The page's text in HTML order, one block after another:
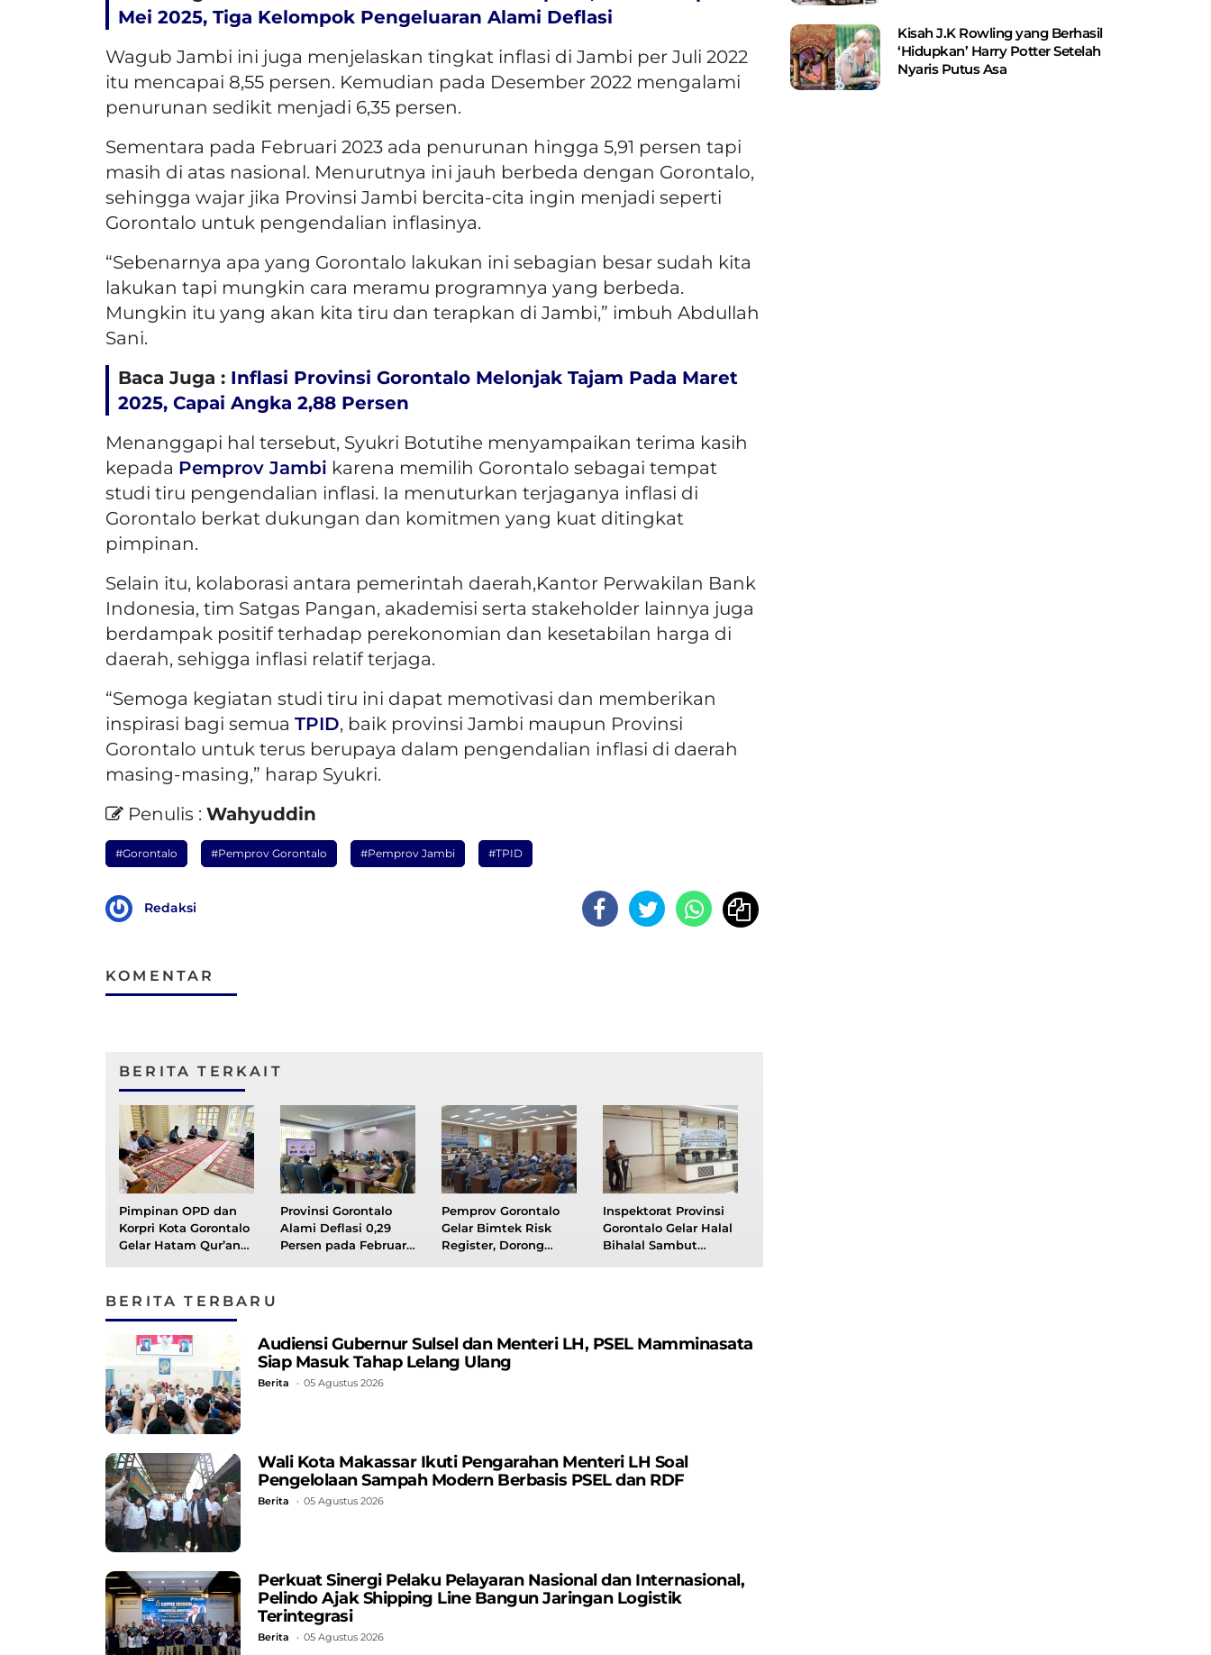
Mei 2025, Tiga Kelompok Pengeluaran Alami Deflasi
Wagub Jambi ini juga menjelaskan tingkat inflasi di Jambi per Juli 2022
itu mencapai 8,55 persen. Kemudian pada Desember 2022 mengalami
penurunan sedikit menjadi 6,35 persen.
Sementara pada Februari 2023 ada penurunan hingga 5,91 persen tapi
masih di atas nasional. Menurutnya ini jauh berbeda dengan Gorontalo,
sehingga wajar jika Provinsi Jambi bercita-cita ingin menjadi seperti
Gorontalo untuk pengendalian inflasinya.
“Sebenarnya apa yang Gorontalo lakukan ini sebagian besar sudah kita
lakukan tapi mungkin cara meramu programnya yang berbeda.
Mungkin itu yang akan kita tiru dan terapkan di Jambi,” imbuh Abdullah
Sani.
Baca Juga : Inflasi Provinsi Gorontalo Melonjak Tajam Pada Maret
2025, Capai Angka 2,88 Persen
Menanggapi hal tersebut, Syukri Botutihe menyampaikan terima kasih
kepada Pemprov Jambi karena memilih Gorontalo sebagai tempat
studi tiru pengendalian inflasi. Ia menuturkan terjaganya inflasi di
Gorontalo berkat dukungan dan komitmen yang kuat ditingkat
pimpinan.
Selain itu, kolaborasi antara pemerintah daerah,Kantor Perwakilan Bank
Indonesia, tim Satgas Pangan, akademisi serta stakeholder lainnya juga
berdampak positif terhadap perekonomian dan kesetabilan harga di
daerah, sehigga inflasi relatif terjaga.
“Semoga kegiatan studi tiru ini dapat memotivasi dan memberikan
inspirasi bagi semua TPID, baik provinsi Jambi maupun Provinsi
Gorontalo untuk terus berupaya dalam pengendalian inflasi di daerah
masing-masing,” harap Syukri.
Penulis : Wahyuddin
#Gorontalo #Pemprov Gorontalo #Pemprov Jambi #TPID
Redaksi
KOMENTAR
BERITA TERKAIT
Pimpinan OPD dan
Korpri Kota Gorontalo
Gelar Hatam Qur’an
Provinsi Gorontalo
Alami Deflasi 0,29
Persen pada Februari
Pemprov Gorontalo
Gelar Bimtek Risk
Register, Dorong
Inspektorat Provinsi
Gorontalo Gelar Halal
Bihalal Sambut
BERITA TERBARU
Audiensi Gubernur Sulsel dan Menteri LH, PSEL Mamminasata
Siap Masuk Tahap Lelang Ulang
Berita 05 Agustus 2026
Wali Kota Makassar Ikuti Pengarahan Menteri LH Soal
Pengelolaan Sampah Modern Berbasis PSEL dan RDF
Berita 05 Agustus 2026
Perkuat Sinergi Pelaku Pelayaran Nasional dan Internasional,
Pelindo Ajak Shipping Line Bangun Jaringan Logistik
Terintegrasi
Berita 05 Agustus 2026
Kisah J.K Rowling yang Berhasil
‘Hidupkan’ Harry Potter Setelah
Nyaris Putus Asa